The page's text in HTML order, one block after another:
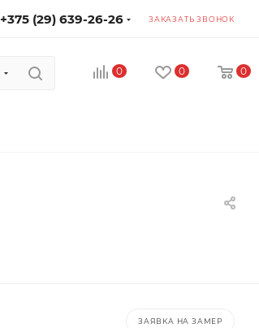
+375 (29) 639-26-26 ЗАКАЗАТЬ ЗВОНОК
0 0 0
ЗАЯВКА НА ЗАМЕР